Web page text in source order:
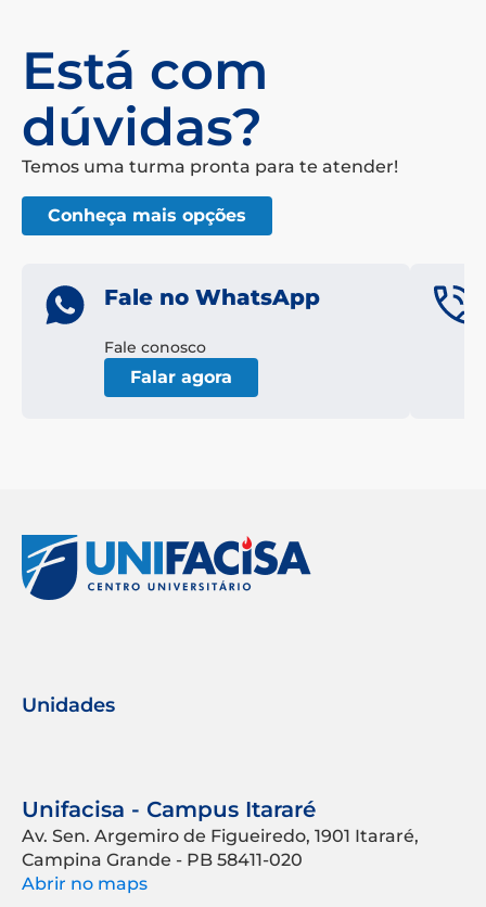
Está com
dúvidas?
Temos uma turma pronta para te atender!
Conheça mais opções
Fale no WhatsApp
Fale conosco
Falar agora
Unidades
Unifacisa - Campus Itararé
Av. Sen. Argemiro de Figueiredo, 1901 Itararé,
Campina Grande - PB 58411-020
Abrir no maps